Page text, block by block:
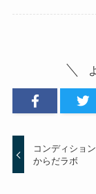
コンディショ
からだラボ